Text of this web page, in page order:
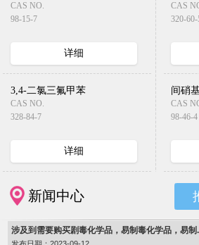
CAS NO.
98-15-7
详细
CAS
320-60-
3,4-二氯三氟甲苯
CAS NO.
328-84-7
详细
间硝
CAS
98-46-4
新闻中心
涉及到需要购买剧毒化学品，易制毒化学品，易制